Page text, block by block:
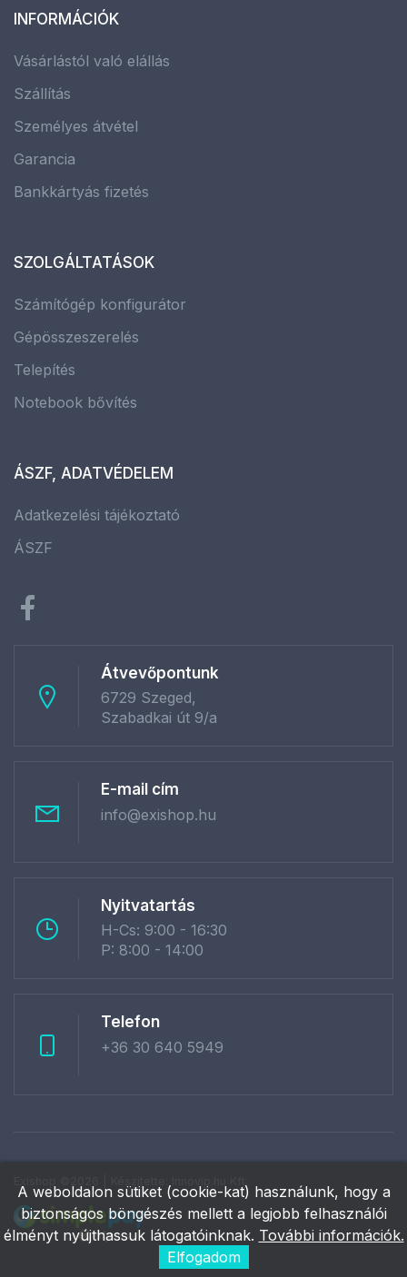
INFORMÁCIÓK
Vásárlástól való elállás
Szállítás
Személyes átvétel
Garancia
Bankkártyás fizetés
SZOLGÁLTATÁSOK
Számítógép konfigurátor
Gépösszeszerelés
Telepítés
Notebook bővítés
ÁSZF, ADATVÉDELEM
Adatkezelési tájékoztató
ÁSZF
Átvevőpontunk
6729 Szeged,
Szabadkai út 9/a
E-mail cím
info@exishop.hu
Nyitvatartás
H-Cs: 9:00 - 16:30
P: 8:00 - 14:00
Telefon
+36 30 640 5949
A weboldalon sütiket (cookie-kat) használunk, hogy a
biztonságos böngészés mellett a legjobb felhasználói
élményt nyújthassuk látogatóinknak. További információk.
Elfogadom